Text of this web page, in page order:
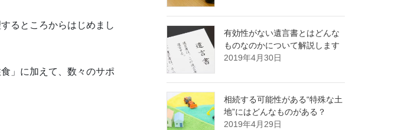
るところからはじめまし
」に加えて、数々のサポ
有効性がない遺言書とはどんな
ものなのかについて解説します
2019年4月30日
相続する可能性がある“特殊な土
地”にはどんなものがある？
2019年4月29日